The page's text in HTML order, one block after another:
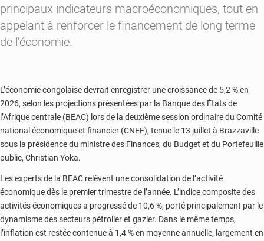
principaux indicateurs macroéconomiques, tout en
appelant à renforcer le financement de long terme
de l’économie.
L’économie congolaise devrait enregistrer une croissance de 5,2 % en
2026, selon les projections présentées par la Banque des États de
l’Afrique centrale (BEAC) lors de la deuxième session ordinaire du Comité
national économique et financier (CNEF), tenue le 13 juillet à Brazzaville
sous la présidence du ministre des Finances, du Budget et du Portefeuille
public, Christian Yoka.
Les experts de la BEAC relèvent une consolidation de l’activité
économique dès le premier trimestre de l’année. L’indice composite des
activités économiques a progressé de 10,6 %, porté principalement par le
dynamisme des secteurs pétrolier et gazier. Dans le même temps,
l’inflation est restée contenue à 1,4 % en moyenne annuelle, largement en